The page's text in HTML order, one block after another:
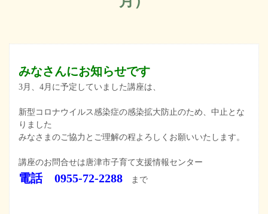
みなさんにお知らせです
3月、4月に予定していました講座は、
新型コロナウイルス感染症の感染拡大防止のため、中止とな
りました
みなさまのご協力とご理解の程よろしくお願いいたします。
講座のお問合せは唐津市子育て支援情報センター
電話 0955-72-2288 まで